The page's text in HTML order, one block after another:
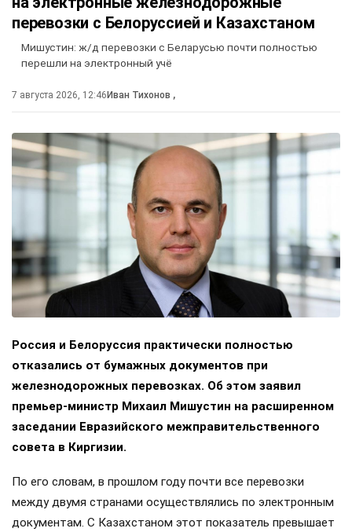
перевозки с Белоруссией и Казахстаном
Мишустин: ж/д перевозки с Беларусью почти полностью
перешли на электронный учё
7 августа 2026, 12:46Иван Тихонов ,
Россия и Белоруссия практически полностью
отказались от бумажных документов при
железнодорожных перевозках. Об этом заявил
премьер-министр Михаил Мишустин на расширенном
заседании Евразийского межправительственного
совета в Киргизии.
По его словам, в прошлом году почти все перевозки
между двумя странами осуществлялись по электронным
документам. С Казахстаном этот показатель превышает